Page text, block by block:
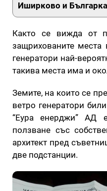
Иширково и
Както се вижда от
защрихованите места
генератори най-
такива места има и
Земите, на които се
ветро генератори
“Еура енерджи” АД
ползване със
архитект пред
две подстанции.